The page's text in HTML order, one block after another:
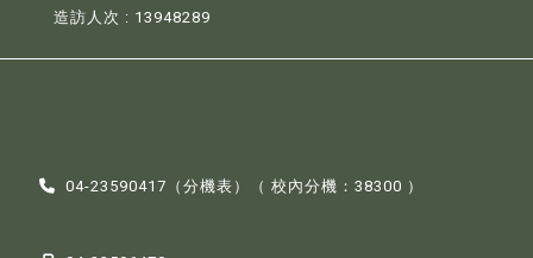
造訪人次 : 13948289
04-23590417（分機表 ）（ 校內分機：38300 ）